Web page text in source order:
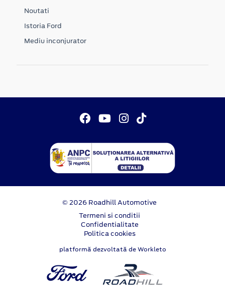
Noutati
Istoria Ford
Mediu inconjurator
© 2026 Roadhill Automotive
Termeni si conditii
Confidentialitate
Politica cookies
platformă dezvoltată de Workleto